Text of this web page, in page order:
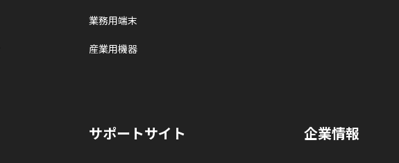
業務用端末
産業用機器
サポートサイト 企業情報